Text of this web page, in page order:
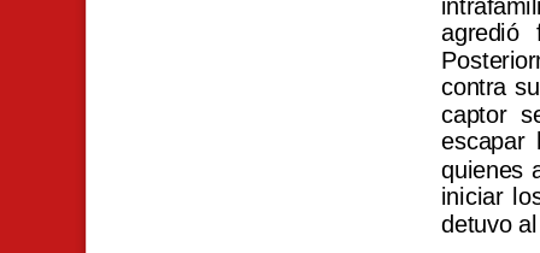
agredió
contra
captor
escapar
quienes
iniciar
detuvo